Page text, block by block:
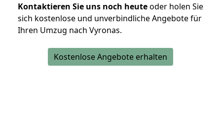
Kontaktieren Sie uns noch heuteoder holen Sie
sich kostenlose und unverbindliche Angebote für
Ihren Umzug nach Vyronas.
Kostenlose Angebote erhalten